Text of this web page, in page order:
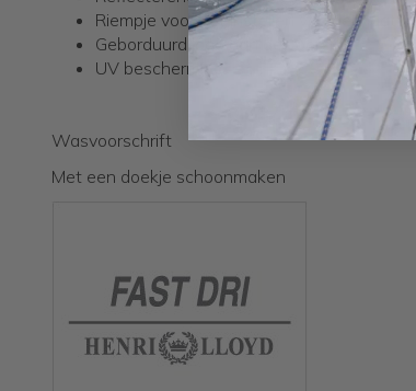
Riempje voor het instellen van de maat
Geborduurd logo aan de voorzijde
UV bescherming
Wasvoorschrift
Met een doekje schoonmaken